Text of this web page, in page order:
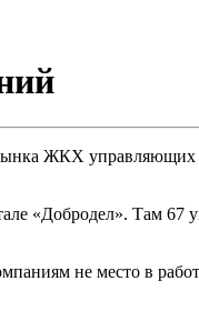
рынка ЖКХ
«Добродел». Там 67
не место в